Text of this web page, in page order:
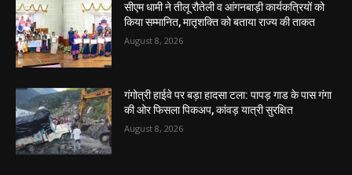
सीएम धामी ने तीलू रौतेली व आंगनबाड़ी कार्यकत्रियों को
किया सम्मानित, मातृशक्ति को बताया राज्य की ताकत
August 8, 2026
गंगोत्री हाईवे पर बड़ा हादसा टला: पापड़ गाड के पास गंगा
की ओर फिसला पिकअप, कांवड़ यात्री सुरक्षित
August 8, 2026